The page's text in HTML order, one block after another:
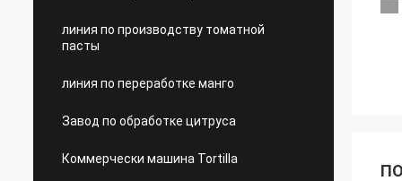
линия по производству томатной
пасты
линия по переработке манго
Завод по обработке цитруса
Коммерчески машина Tortilla